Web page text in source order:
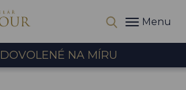
Menu
DOVOLENÉ NA MÍRU